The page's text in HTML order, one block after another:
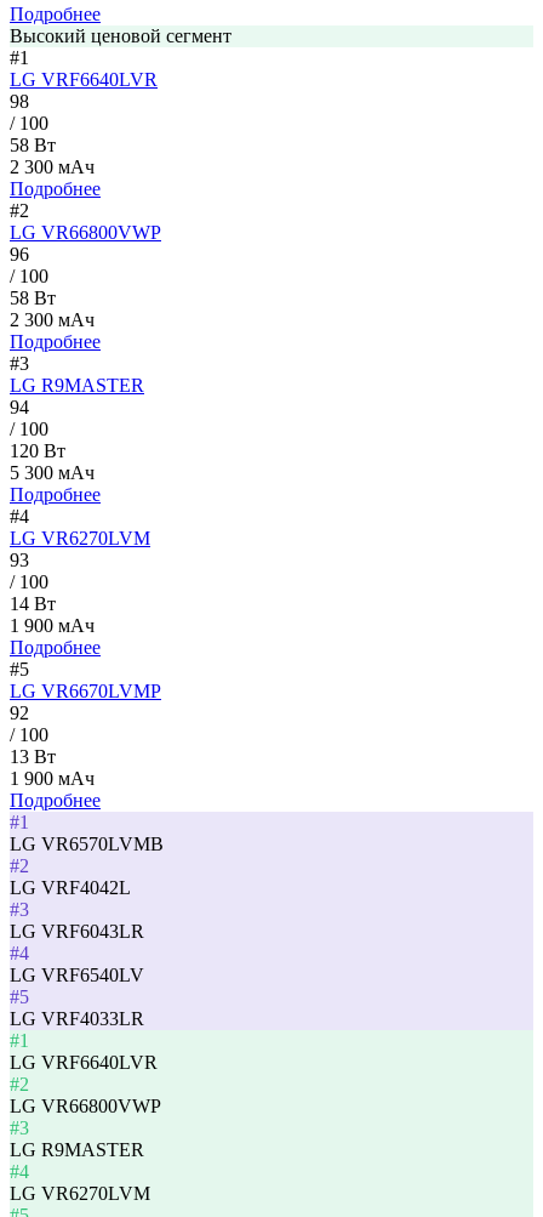
Подробнее
Высокий ценовой сегмент
#1
LG VRF6640LVR
98
/ 100
58 Вт
2 300 мАч
Подробнее
#2
LG VR66800VWP
96
/ 100
58 Вт
2 300 мАч
Подробнее
#3
LG R9MASTER
94
/ 100
120 Вт
5 300 мАч
Подробнее
#4
LG VR6270LVM
93
/ 100
14 Вт
1 900 мАч
Подробнее
#5
LG VR6670LVMP
92
/ 100
13 Вт
1 900 мАч
Подробнее
#1
LG VR6570LVMB
#2
LG VRF4042L
#3
LG VRF6043LR
#4
LG VRF6540LV
#5
LG VRF4033LR
#1
LG VRF6640LVR
#2
LG VR66800VWP
#3
LG R9MASTER
#4
LG VR6270LVM